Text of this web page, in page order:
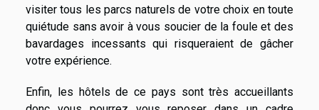
visiter tous les parcs naturels de votre choix en toute
quiétude sans avoir à vous soucier de la foule et des
bavardages incessants qui risqueraient de gâcher
votre expérience.
Enfin, les hôtels de ce pays sont très accueillants